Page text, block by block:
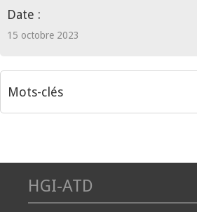
Date :
15 octobre 2023
Mots-clés
HGI-ATD